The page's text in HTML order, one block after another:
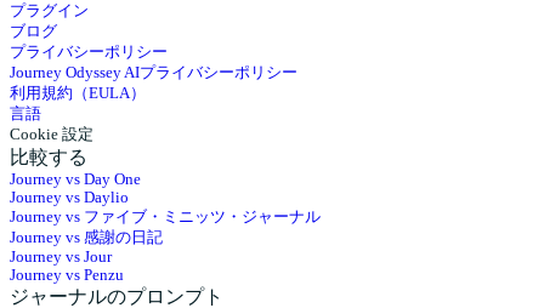
プラグイン
ブログ
プライバシーポリシー
Journey Odyssey AIプライバシーポリシー
利用規約（EULA）
言語
Cookie 設定
比較する
Journey vs Day One
Journey vs Daylio
Journey vs ファイブ・ミニッツ・ジャーナル
Journey vs 感謝の日記
Journey vs Jour
Journey vs Penzu
ジャーナルのプロンプト